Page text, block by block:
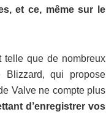
et ce, même sur le
telle que de nombreux
Blizzard, qui propose
Valve ne compte plus
d’enregistrer vos